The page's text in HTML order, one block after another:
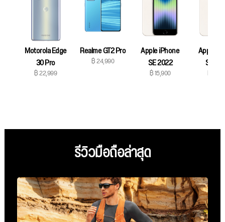
Motorola Edge
30 Pro
฿ 22,999
Realme GT2 Pro
฿ 24,990
Apple iPhone
SE 2022
฿ 15,900
Apple
SE
฿
รีวิวมือถือล่าสุด